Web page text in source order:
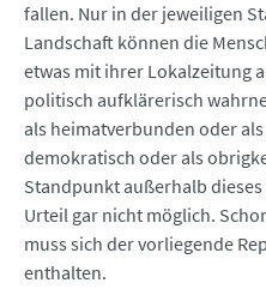
fallen. Nur in der jeweiligen
Landschaft können die
etwas mit ihrer Lokalzeitung
politisch aufklärerisch
als heimatverbunden oder
demokratisch oder als
Standpunkt außerhalb
Urteil gar nicht möglich.
muss sich der vorliegende
enthalten.